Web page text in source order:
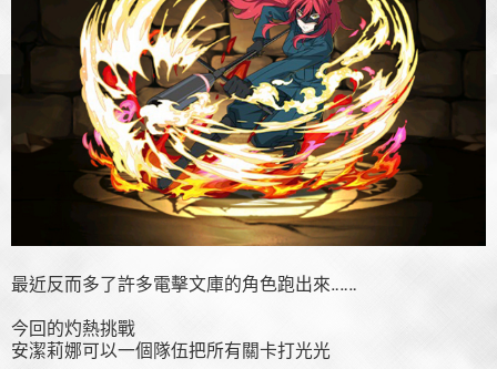
最近反而多了許多電擊文庫的角色跑出來‥‥‥
今回的灼熱挑戰
安潔莉娜可以一個隊伍把所有關卡打光光